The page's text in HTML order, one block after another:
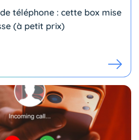
téléphone : cette box mise
(à petit prix)